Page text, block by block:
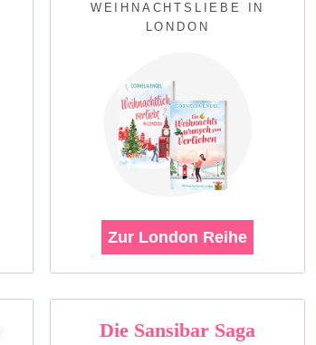
WEIHNACHTSLIEBE IN
LONDON
Zur London Reihe
Die Sansibar Saga